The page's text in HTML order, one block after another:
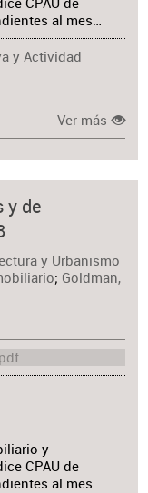
al mes…
y Actividad
Ver más
y de
y Urbanismo
; Goldman,
y
CPAU de
al mes…